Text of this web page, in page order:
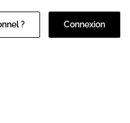
? Connexion